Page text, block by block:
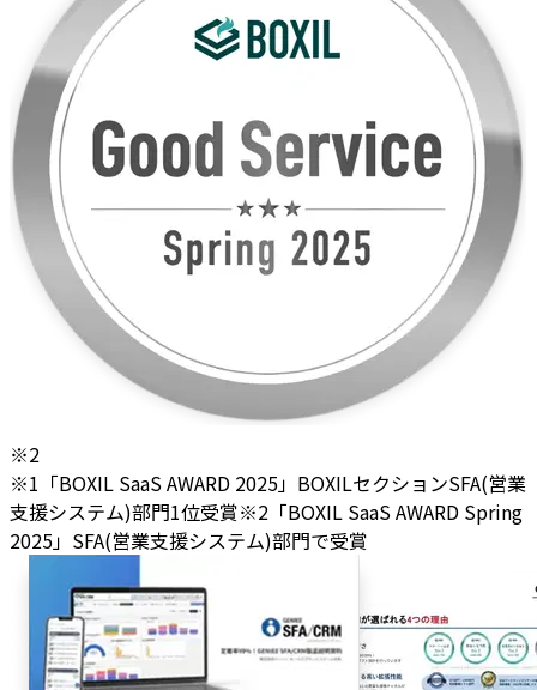
※2
※1「BOXIL SaaS AWARD 2025」BOXILセクションSFA(営業
支援システム)部門1位受賞※2「BOXIL SaaS AWARD Spring
2025」SFA(営業支援システム)部門で受賞